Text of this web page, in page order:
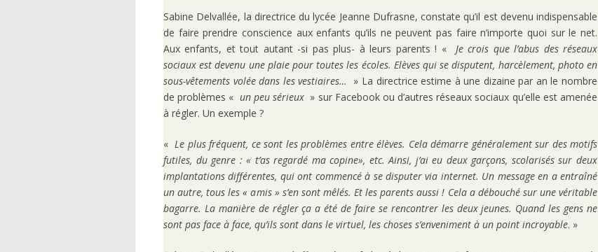
Sabine Delvallée, la directrice du lycée Jeanne Dufrasne, constate qu’il est devenu indispensable
de faire prendre conscience aux enfants qu’ils ne peuvent pas faire n’importe quoi sur le net.
Aux enfants, et tout autant -si pas plus- à leurs parents ! «Je crois que l’abus des réseaux
sociaux est devenu une plaie pour toutes les écoles. Elèves qui se disputent, harcèlement, photo en
sous-vêtements volée dans les vestiaires…
» La directrice estime à une dizaine par an le nombre
de problèmes « un peu sérieux » sur Facebook ou d’autres réseaux sociaux qu’elle est amenée
à régler. Un exemple ?
« Le plus fréquent, ce sont les problèmes entre élèves. Cela démarre généralement sur des motifs
futiles, du genre : « t’as regardé ma copine», etc. Ainsi, j’ai eu deux garçons, scolarisés sur deux
implantations différentes, qui ont commencé à se disputer via internet. Un message en a entraîné
un autre, tous les « amis » s’en sont mêlés. Et les parents aussi ! Cela a débouché sur une véritable
bagarre. La manière de régler ça a été de faire se rencontrer les deux jeunes. Quand les gens ne
sont pas face à face, qu’ils sont dans le virtuel, les choses s’enveniment à un point incroyable. »